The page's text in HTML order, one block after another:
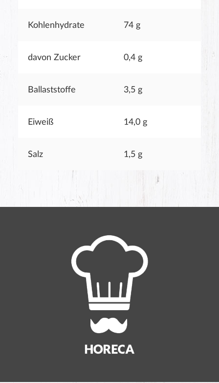
Kohlenhydrate 74 g
davon Zucker 0,4 g
Ballaststoffe 3,5 g
Eiweiß 14,0 g
Salz 1,5 g